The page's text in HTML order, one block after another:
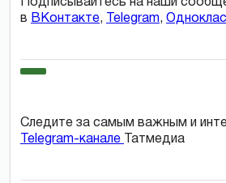
Подписывайтесь на наши
в ВКонтакте, Telegram,
Следите за самым важным и
Telegram-канале
Татмедиа